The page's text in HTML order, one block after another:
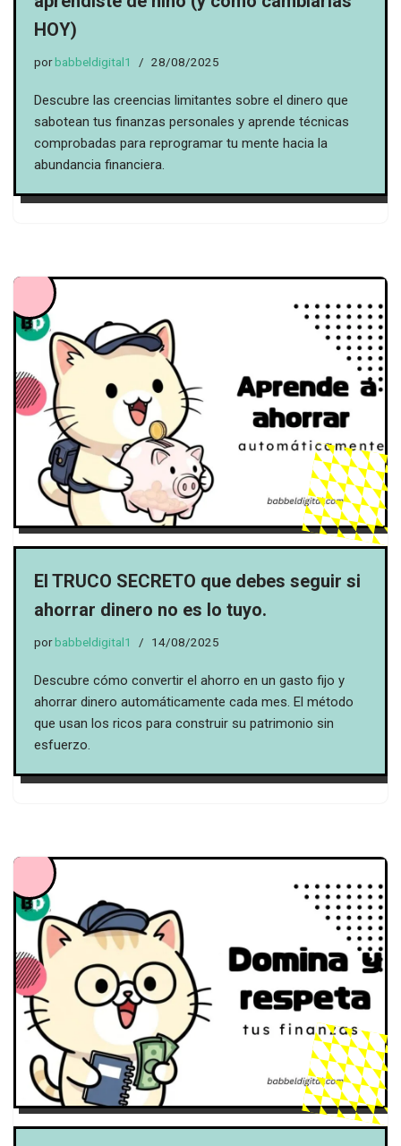
HOY)
porbabbeldigital1 28/08/2025
Descubre las creencias limitantes sobre el dinero que
sabotean tus finanzas personales y aprende técnicas
comprobadas para reprogramar tu mente hacia la
abundancia financiera.
El TRUCO SECRETO que debes seguir si
ahorrar dinero no es lo tuyo.
porbabbeldigital1 14/08/2025
Descubre cómo convertir el ahorro en un gasto fijo y
ahorrar dinero automáticamente cada mes. El método
que usan los ricos para construir su patrimonio sin
esfuerzo.